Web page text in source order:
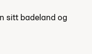
sitt badeland og